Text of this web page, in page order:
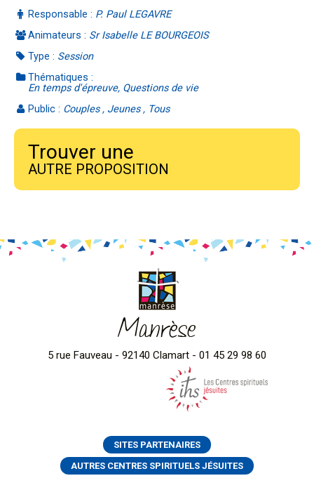
Responsable : P. Paul LEGAVRE
Animateurs : Sr Isabelle LE BOURGEOIS
Type : Session
Thématiques :
En temps d'épreuve, Questions de vie
Public : Couples , Jeunes , Tous
Trouver une
AUTRE PROPOSITION
Manrèse
5 rue Fauveau - 92140 Clamart - 01 45 29 98 60
SITES PARTENAIRES
AUTRES CENTRES SPIRITUELS JÉSUITES